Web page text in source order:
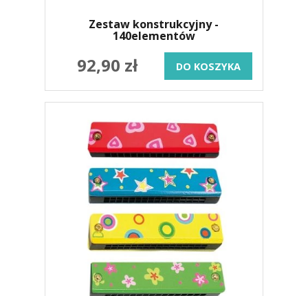
Zestaw konstrukcyjny -
140elementów
92,90 zł DO KOSZYKA